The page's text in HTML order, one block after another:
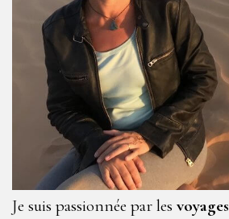
Je suis passionnée par les voyages